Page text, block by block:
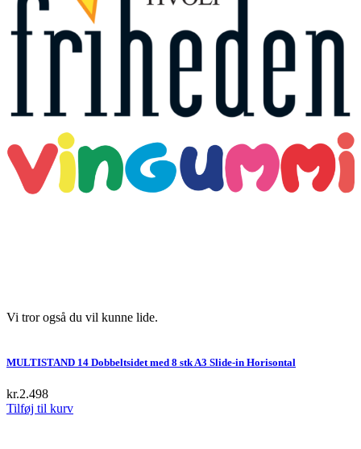
Vi tror også du vil kunne lide.
MULTISTAND 14 Dobbeltsidet med 8 stk A3 Slide-in Horisontal
kr.2.498
Tilføj til kurv